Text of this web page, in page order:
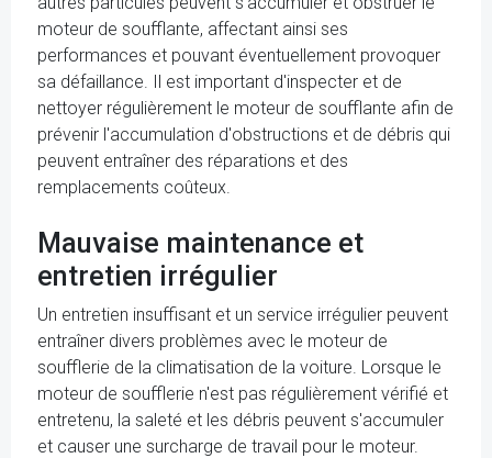
moteur de soufflante, affectant ainsi ses
performances et pouvant éventuellement provoquer
sa défaillance. Il est important d'inspecter et de
nettoyer régulièrement le moteur de soufflante afin de
prévenir l'accumulation d'obstructions et de débris qui
peuvent entraîner des réparations et des
remplacements coûteux.
Mauvaise maintenance et
entretien irrégulier
Un entretien insuffisant et un service irrégulier peuvent
entraîner divers problèmes avec le moteur de
soufflerie de la climatisation de la voiture. Lorsque le
moteur de soufflerie n'est pas régulièrement vérifié et
entretenu, la saleté et les débris peuvent s'accumuler
et causer une surcharge de travail pour le moteur.